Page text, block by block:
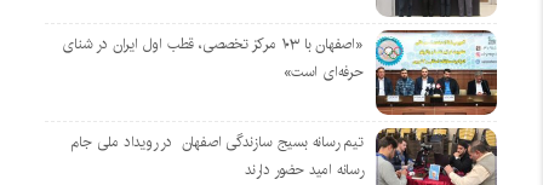
«اصفهان با ۱۰۳ مرکز تخصصی، قطب اول ایران در شنای
حرفه‌ای است»
تیم رسانه بسیج سازندگی اصفهان در رویداد ملی جام
رسانه امید حضور دارند